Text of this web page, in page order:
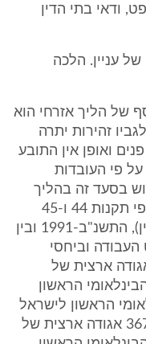
ודאי בתי הדין
עניין. הלכה
של הליך אזרחי הוא
זהירות יתרה
ואופן אין התובע
פי העובדות
בסעד זה בהליך
אזרחי בבית הדין לעבודה, הוא על פי תקנות 44 ו-45
לתקנות בית הדין לעבודה (סדרי דין), התשנ"ב-1991 ובין
וביחסי
(ראה דב"ע נב/217-3 אגודה ארצית של
הראשון
הראשון לישראל
בע"מ ואח', פד"ע כז 3, בג"צ 3679/94 אגודה ארצית של